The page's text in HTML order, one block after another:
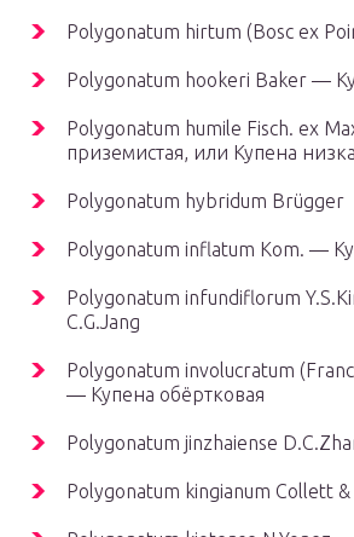
Polygonatum hirtum (Bosc ex
Polygonatum hookeri Baker —
Polygonatum humile Fisch. ex
приземистая, или Купена
Polygonatum hybridum Brügger
Polygonatum inflatum Kom. —
Polygonatum infundiflorum
C.G.Jang
Polygonatum involucratum
— Купена обёртковая
Polygonatum jinzhaiense
Polygonatum kingianum Collett &